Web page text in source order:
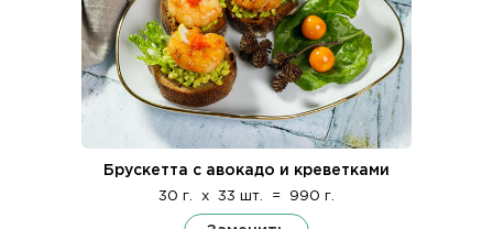
Брускетта с авокадо и креветками
30 г. x 33 шт. = 990 г.